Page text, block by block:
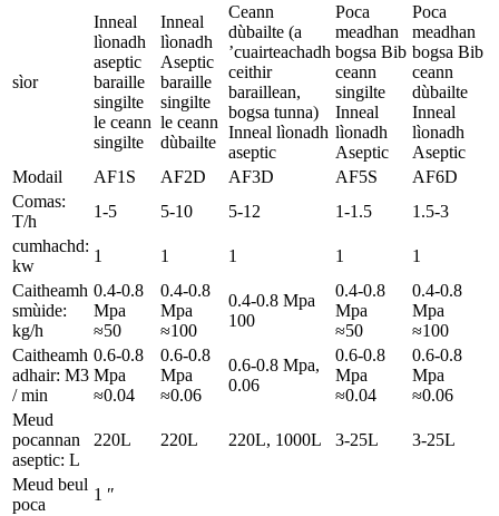
sìor
Inneal
lìonadh
aseptic
baraille
singilte
le ceann
singilte
Inneal
lìonadh
Aseptic
baraille
singilte
le ceann
dùbailte
Ceann
dùbailte (a
’cuairteachadh
ceithir
baraillean,
bogsa tunna)
Inneal lìonadh
aseptic
Poca
meadhan
bogsa Bib
ceann
singilte
Inneal
lìonadh
Aseptic
Poca
meadhan
bogsa Bib
ceann
dùbailte
Inneal
lìonadh
Aseptic
Modail
AF1S AF2D AF3D AF5S
AF6D
Comas:
T/h
1-5 5-10 5-12 1-1.5
1.5-3
cumhachd:
kw
1 1 1 1
1
Caitheamh
smùide:
kg/h
0.4-0.8
Mpa
≈50
0.4-0.8
Mpa
≈100
0.4-0.8 Mpa
100
0.4-0.8
Mpa
≈50
0.4-0.8
Mpa
≈100
Caitheamh
adhair: M3
/ min
0.6-0.8
Mpa
≈0.04
0.6-0.8
Mpa
≈0.06
0.6-0.8 Mpa,
0.06
0.6-0.8
Mpa
≈0.04
0.6-0.8
Mpa
≈0.06
Meud
pocannan
aseptic: L
220L 220L 220L, 1000L 3-25L 3-25L
Meud beul
poca
1 ″